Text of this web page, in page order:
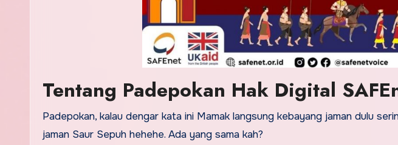
Tentang Padepokan Hak Digital
Padepokan, kalau dengar kata ini Mamak langsung kebayang jaman dulu
jaman Saur Sepuh hehehe. Ada yang sama kah?